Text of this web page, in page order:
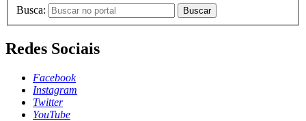
Busca: Buscar
Redes Sociais
Facebook
Instagram
Twitter
YouTube